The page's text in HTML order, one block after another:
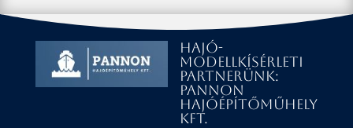
Hajó-
modellkísérleti
partnerünk:
Pannon
Hajóépítőműhely
Kft.